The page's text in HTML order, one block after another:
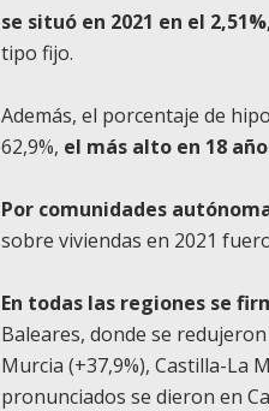
se situó en 2021 en el
tipo fijo.
Además, el porcentaje de
62,9%, el más alto en 18
Por comunidades
sobre viviendas en 2021
En todas las regiones se
Baleares, donde se
Murcia (+37,9%), Castilla-La
pronunciados se dieron en